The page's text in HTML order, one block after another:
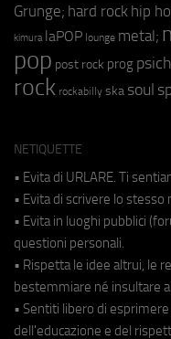
Grunge; hard rock hip
kimura laPOP lounge metal;
pop post rock prog
rock rockabilly ska soul
NETIQUETTE
• Evita di URLARE. Ti
• Evita di scrivere lo
• Evita in luoghi pubblici
questioni personali.
• Rispetta le idee altrui, le
bestemmiare né insultare
• Sentiti libero di
dell'educazione e del